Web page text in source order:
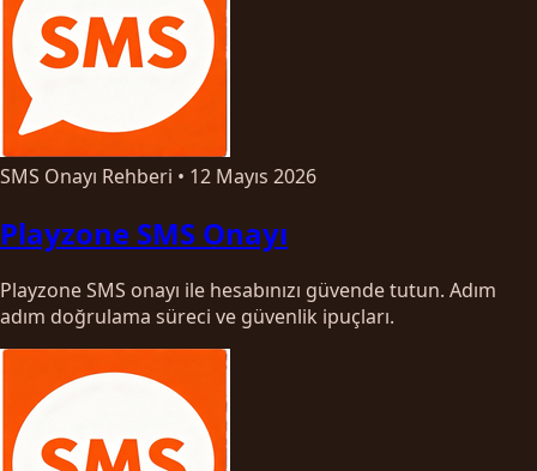
SMS Onayı Rehberi • 12 Mayıs 2026
Playzone SMS Onayı
Playzone SMS onayı ile hesabınızı güvende tutun. Adım
adım doğrulama süreci ve güvenlik ipuçları.